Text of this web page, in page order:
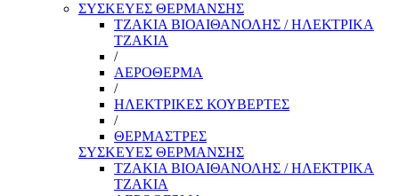
ΣΥΣΚΕΥΕΣ ΘΕΡΜΑΝΣΗΣ
ΤΖΑΚΙΑ ΒΙΟΑΙΘΑΝΟΛΗΣ / ΗΛΕΚΤΡΙΚΑ
ΤΖΑΚΙΑ
/
ΑΕΡΟΘΕΡΜΑ
/
ΗΛΕΚΤΡΙΚΕΣ ΚΟΥΒΕΡΤΕΣ
/
ΘΕΡΜΑΣΤΡΕΣ
ΣΥΣΚΕΥΕΣ ΘΕΡΜΑΝΣΗΣ
ΤΖΑΚΙΑ ΒΙΟΑΙΘΑΝΟΛΗΣ / ΗΛΕΚΤΡΙΚΑ
ΤΖΑΚΙΑ